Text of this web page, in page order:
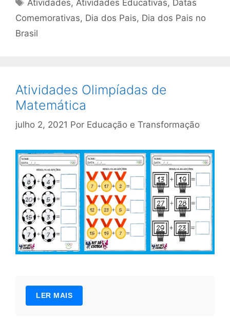
Atividades, Atividades Educativas, Datas
Comemorativas, Dia dos Pais, Dia dos Pais no
Brasil
Atividades Olimpíadas de
Matemática
julho 2, 2021 Por Educação e Transformação
LER MAIS